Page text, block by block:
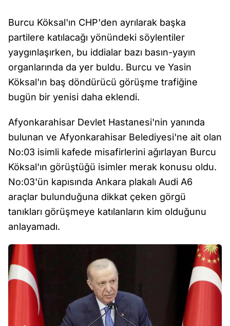
Burcu Köksal'ın CHP'den ayrılarak başka
partilere katılacağı yönündeki söylentiler
yaygınlaşırken, bu iddialar bazı basın-yayın
organlarında da yer buldu. Burcu ve Yasin
Köksal'ın baş döndürücü görüşme trafiğine
bugün bir yenisi daha eklendi.
Afyonkarahisar Devlet Hastanesi'nin yanında
bulunan ve Afyonkarahisar Belediyesi'ne ait olan
No:03 isimli kafede misafirlerini ağırlayan Burcu
Köksal'ın görüştüğü isimler merak konusu oldu.
No:03'ün kapısında Ankara plakalı Audi A6
araçlar bulunduğuna dikkat çeken görgü
tanıkları görüşmeye katılanların kim olduğunu
anlayamadı.